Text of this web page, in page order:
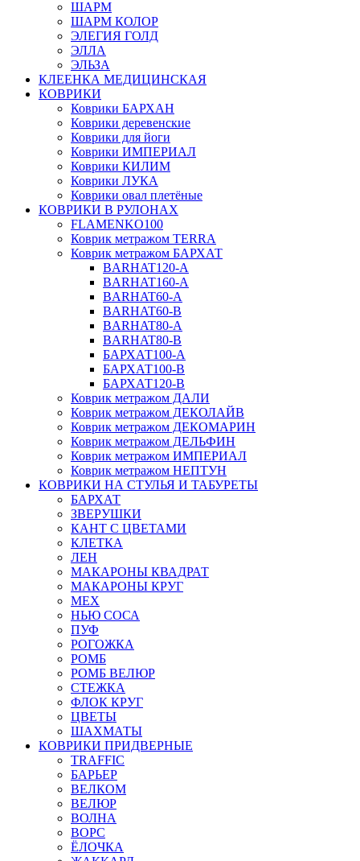
ШАРМ
ШАРМ КОЛОР
ЭЛЕГИЯ ГОЛД
ЭЛЛА
ЭЛЬЗА
КЛЕЕНКА МЕДИЦИНСКАЯ
КОВРИКИ
Коврики БАРХАН
Коврики деревенские
Коврики для йоги
Коврики ИМПЕРИАЛ
Коврики КИЛИМ
Коврики ЛУКА
Коврики овал плетёные
КОВРИКИ В РУЛОНАХ
FLAMENKO100
Коврик метражом TERRA
Коврик метражом БАРХАТ
BARHAT120-A
BARHAT160-A
BARHAT60-A
BARHAT60-B
BARHAT80-A
BARHAT80-B
БАРХАТ100-A
БАРХАТ100-B
БАРХАТ120-B
Коврик метражом ДАЛИ
Коврик метражом ДЕКОЛАЙВ
Коврик метражом ДЕКОМАРИН
Коврик метражом ДЕЛЬФИН
Коврик метражом ИМПЕРИАЛ
Коврик метражом НЕПТУН
КОВРИКИ НА СТУЛЬЯ И ТАБУРЕТЫ
БАРХАТ
ЗВЕРУШКИ
КАНТ С ЦВЕТАМИ
КЛЕТКА
ЛЕН
МАКАРОНЫ КВАДРАТ
МАКАРОНЫ КРУГ
МЕХ
НЬЮ СОСА
ПУФ
РОГОЖКА
РОМБ
РОМБ ВЕЛЮР
СТЕЖКА
ФЛОК КРУГ
ЦВЕТЫ
ШАХМАТЫ
КОВРИКИ ПРИДВЕРНЫЕ
TRAFFIC
БАРЬЕР
ВЕЛКОМ
ВЕЛЮР
ВОЛНА
ВОРС
ЁЛОЧКА